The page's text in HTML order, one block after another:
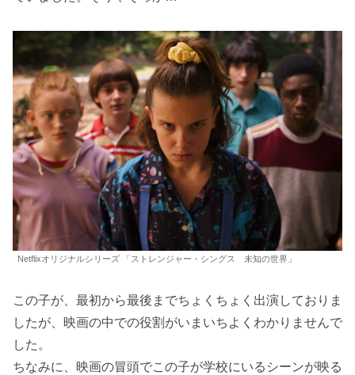
Netflixオリジナルシリーズ 「ストレンジャー・シングス 未知の世界」
この子が、最初から最後までちょくちょく出演しておりま
したが、映画の中での役割がいまいちよくわかりませんで
した。
ちなみに、映画の冒頭でこの子が学校にいるシーンが映る